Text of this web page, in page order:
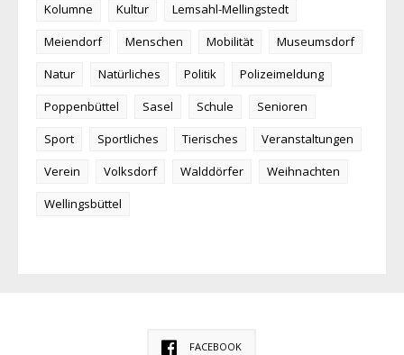
Kolumne
Kultur
Lemsahl-Mellingstedt
Meiendorf
Menschen Mobilität
Museumsdorf
Natur
Natürliches Politik
Polizeimeldung
Poppenbüttel
Sasel Schule
Senioren
Sport
Sportliches Tierisches
Veranstaltungen
Verein
Volksdorf Walddörfer
Weihnachten
Wellingsbüttel
FACEBOOK